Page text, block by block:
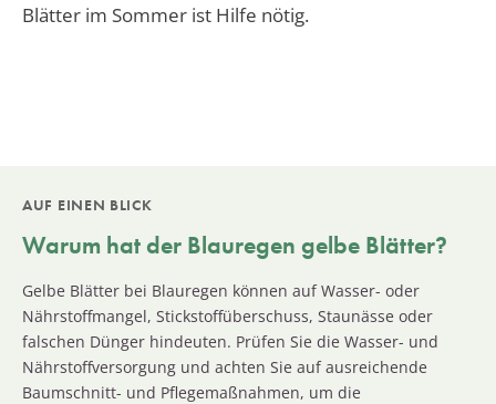
Blätter im Sommer ist Hilfe nötig.
AUF EINEN BLICK
Warum hat der Blauregen gelbe Blätter?
Gelbe Blätter bei Blauregen können auf Wasser- oder
Nährstoffmangel, Stickstoffüberschuss, Staunässe oder
falschen Dünger hindeuten. Prüfen Sie die Wasser- und
Nährstoffversorgung und achten Sie auf ausreichende
Baumschnitt- und Pflegemaßnahmen, um die